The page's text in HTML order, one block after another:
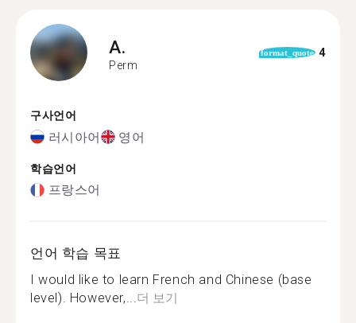
A.
Perm
format_quote 4
구사언어
러시아어 영어
학습언어
프랑스어
언어 학습 목표
I would like to learn French and Chinese (base
level). However,...더 보기